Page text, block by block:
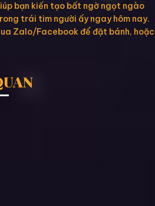
bạn kiến tạo bất ngờ ngọt ngào
trái tim người ấy ngay hôm nay.
Zalo/Facebook để đặt bánh, hoặc